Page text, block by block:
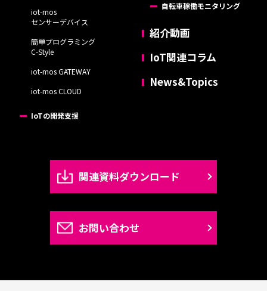
iot-mos
センサーデバイス
簡単プログラミング
C-Style
iot-mos GATEWAY
iot-mos CLOUD
IoTの開発支援
自転車稼働モニタリング
紹介動画
IoT関連コラム
News&Topics
関連資料ダウンロード
お問い合わせ